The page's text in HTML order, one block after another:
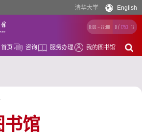
清华大学 English
8:00 ~ 22:00 0 / 1753 12
首页 咨询 服务办理 我的图书馆
书馆